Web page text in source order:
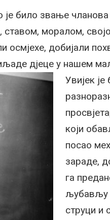
је било звање чланова
ставом, моралом,
добијали
дјеце у нашем
Увијек је
који
посао
зараде,
га
љубављу
струци и